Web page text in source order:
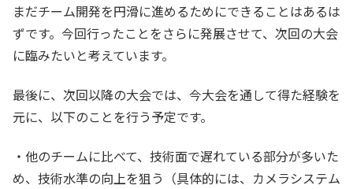
まだチーム開発を円滑に進めるためにできることはあるは
ずです。今回行ったことをさらに発展させて、次回の大会
に臨みたいと考えています。
最後に、次回以降の大会では、今大会を通して得た経験を
元に、以下のことを行う予定です。
・他のチームに比べて、技術面で遅れている部分が多いた
め、技術水準の向上を狙う（具体的には、カメラシステム